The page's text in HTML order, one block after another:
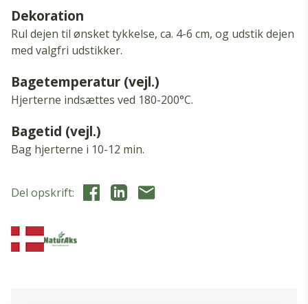
Dekoration
Rul dejen til ønsket tykkelse, ca. 4-6 cm, og udstik dejen
med valgfri udstikker.
Bagetemperatur (vejl.)
Hjerterne indsættes ved 180-200°C.
Bagetid (vejl.)
Bag hjerterne i 10-12 min.
Del opskrift: